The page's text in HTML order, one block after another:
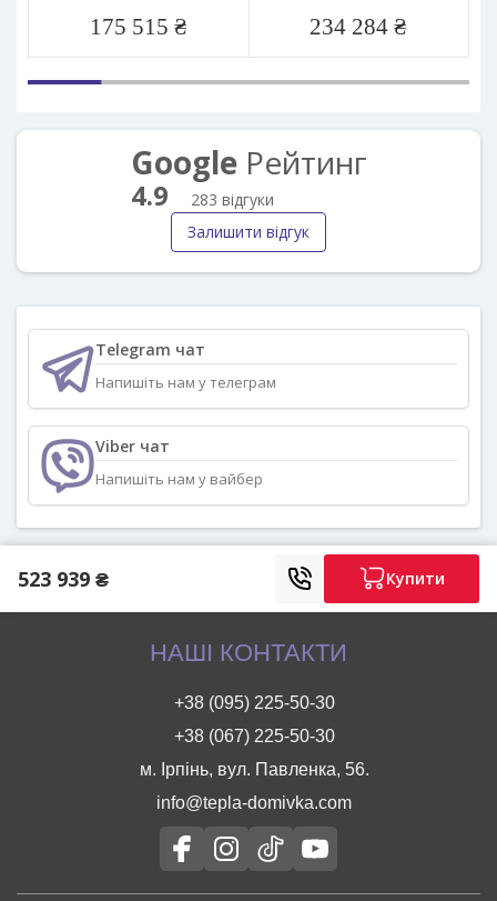
175 515 ₴ 234 284 ₴
GoogleРейтинг
4.9
283 відгуки
Залишити відгук
Telegram чат
Напишіть нам у телеграм
Viber чат
Напишіть нам у вайбер
523 939 ₴ Купити
НАШІ КОНТАКТИ
+38 (095) 225-50-30
+38 (067) 225-50-30
м. Ірпінь, вул. Павленка, 56.
info@tepla-domivka.com